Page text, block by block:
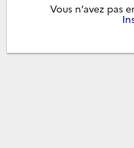
Vous n’avez pas